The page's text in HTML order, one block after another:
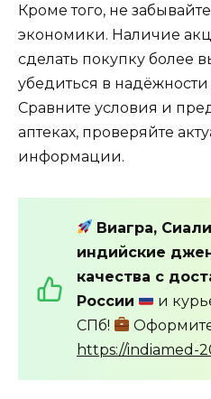
Кроме того, не
экономики. Наличие
сделать покупку более
убедиться в
Сравните условия и
аптеках, проверяйте
информации.
Виагра,
индийские
качества с
России
и
СПб!
Оформите
https://indiamed-